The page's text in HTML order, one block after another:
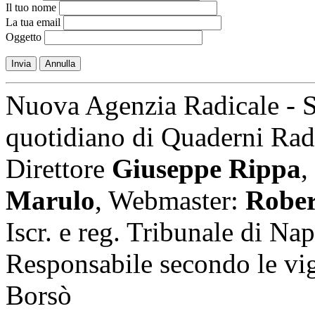
Il tuo nome
La tua email
Oggetto
Invia Annulla
Nuova Agenzia Radicale -
quotidiano di Quaderni
Direttore Giuseppe Rippa,
Marulo, Webmaster:
Iscr. e reg. Tribunale di
Responsabile secondo le
Borsò